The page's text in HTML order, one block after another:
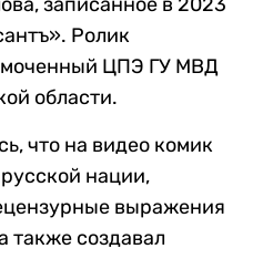
Ролик
ЦПЭ ГУ МВД
области.
что на видео комик
нации,
выражения
также создавал